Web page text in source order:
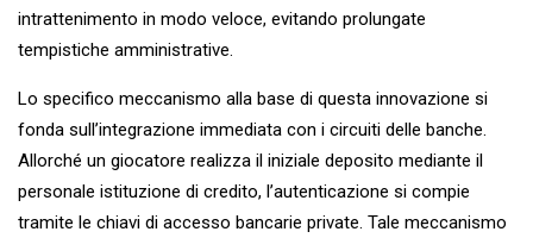
intrattenimento in modo veloce, evitando prolungate
tempistiche amministrative.
Lo specifico meccanismo alla base di questa innovazione si
fonda sull’integrazione immediata con i circuiti delle banche.
Allorché un giocatore realizza il iniziale deposito mediante il
personale istituzione di credito, l’autenticazione si compie
tramite le chiavi di accesso bancarie private. Tale meccanismo